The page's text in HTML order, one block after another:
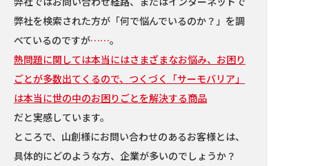
弊社を検索された方が「何で悩んでいるのか？」を調
べているのですが……。
熱問題に関しては本当にはさまざまなお悩み、お困り
ごとが多数出てくるので、つくづく「サーモバリア」
は本当に世の中のお困りごとを解決する商品
だと実感しています。
ところで、山創様にお問い合わせのあるお客様とは、
具体的にどのような方、企業が多いのでしょうか？